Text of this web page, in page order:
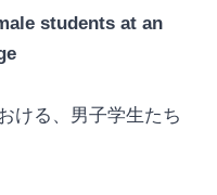
students at an
ける、男子学生たち